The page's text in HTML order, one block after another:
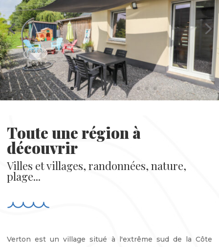
Toute une région à
découvrir
Villes et villages, randonnées, nature,
plage...
Verton est un village situé à l'extrême sud de la Côte